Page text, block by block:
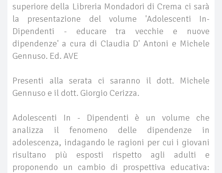
superiore della Libreria Mondadori di Crema ci sarà
la presentazione del volume 'Adolescenti In-
Dipendenti - educare tra vecchie e nuove
dipendenze' a cura di Claudia D' Antoni e Michele
Gennuso. Ed. AVE
Presenti alla serata ci saranno il dott. Michele
Gennuso e il dott. Giorgio Cerizza.
Adolescenti In - Dipendenti è un volume che
analizza il fenomeno delle dipendenze in
adolescenza, indagando le ragioni per cui i giovani
risultano più esposti rispetto agli adulti e
proponendo un cambio di prospettiva educativa: